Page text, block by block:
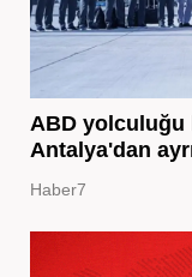
ABD yolculuğu
Antalya'dan
Haber7